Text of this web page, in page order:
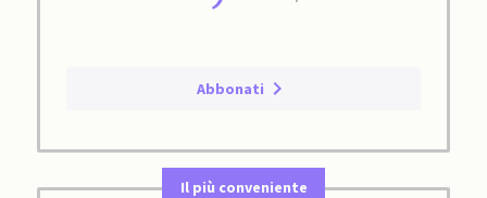
Abbonati
Il più conveniente